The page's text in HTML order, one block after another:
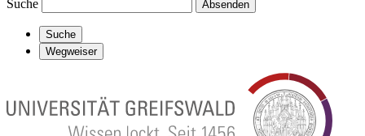
Suche Absenden
Suche
Wegweiser